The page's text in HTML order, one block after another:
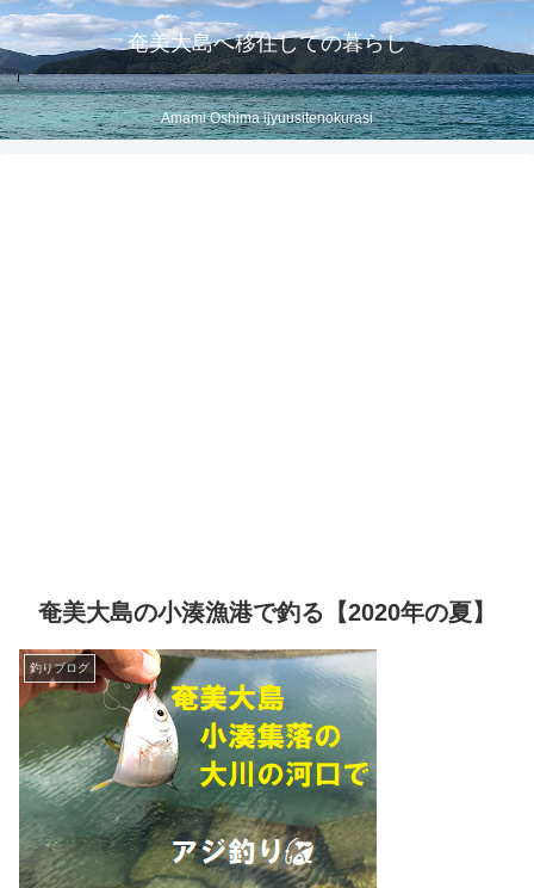
奄美大島へ移住しての暮らし
Amami Oshima ijyuusitenokurasi
奄美大島の小湊漁港で釣る【2020年の夏】
釣りブログ